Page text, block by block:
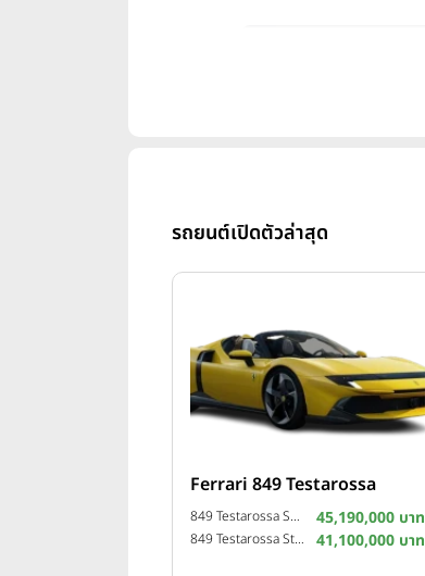
รถยนต์เปิดตัวล่าสุด
Ferrari 849 Testarossa
849 Testarossa Spider ปี 2025 45,190,000 บาท
849 Testarossa Standard ปี 2025 41,100,000 บาท